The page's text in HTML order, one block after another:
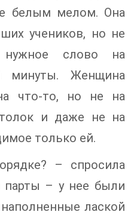
белым мелом. Она
учеников, но не
нужное слово на
минуты. Женщина
что-то, но не на
и даже не на
только ей.
– спросила
парты – у нее были
лаской